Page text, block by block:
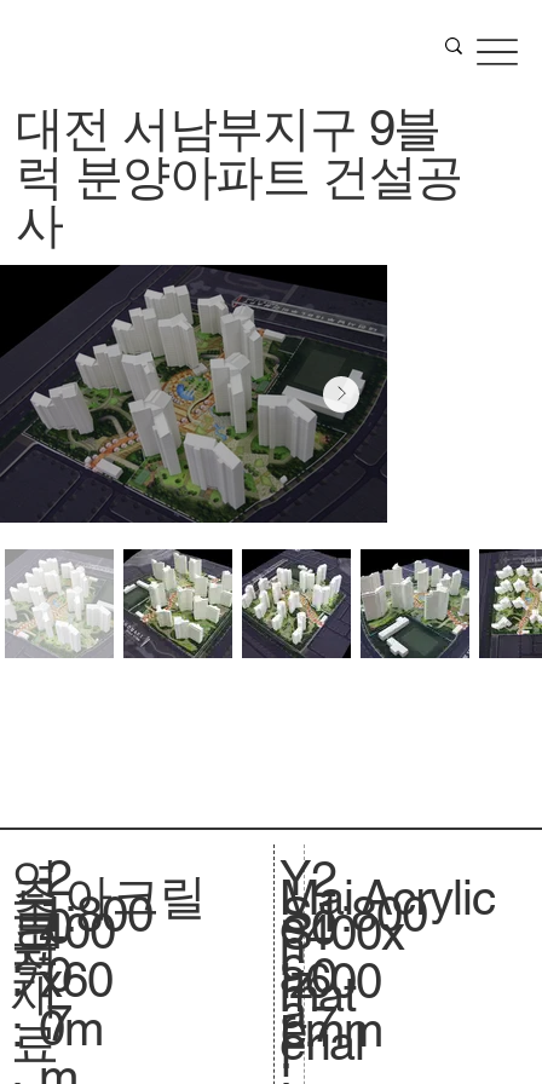
대전 서남부지구 9블
럭 분양아파트 건설공
사
연
도
:
2
0
0
7
주
요
재
료
축
척
.
아크릴
1:800
크
기
.
400
x60
0m
Y
e
a
r
:
Mai
n
mat
erial
S
c
a
l
S
iz
e.
2
0
0
7
1:800
400x
600
mm
Acrylic